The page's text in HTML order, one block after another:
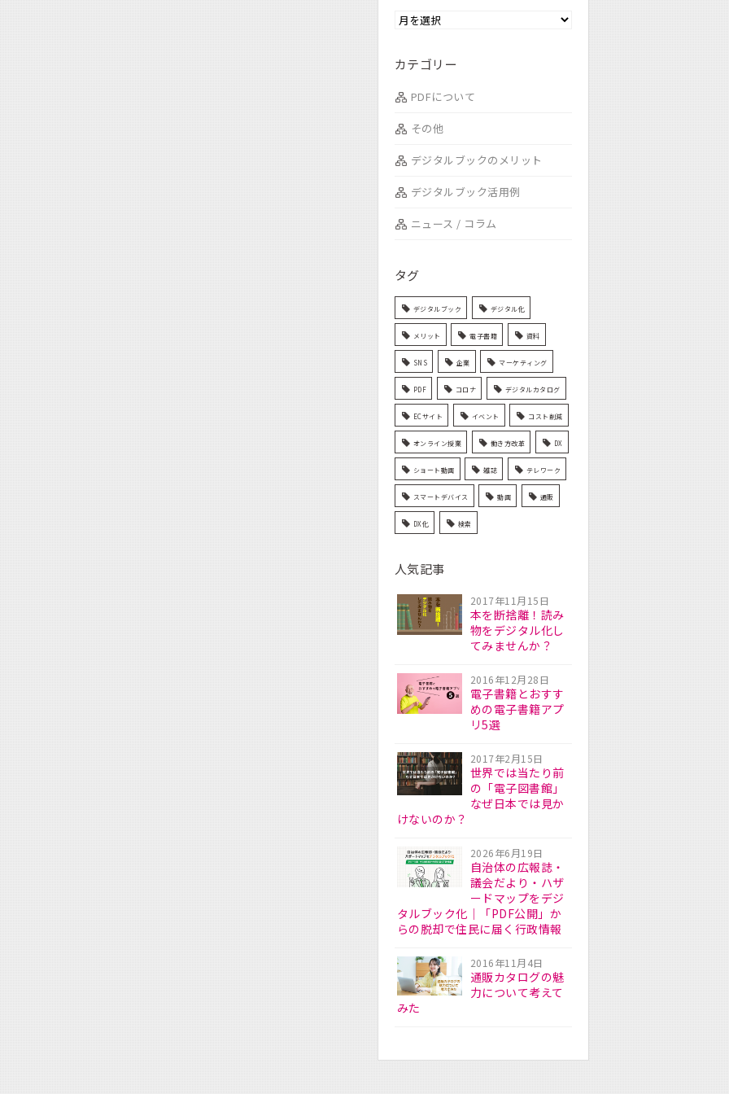
カテゴリー
PDFについて
その他
デジタルブックのメリット
デジタルブック活用例
ニュース / コラム
タグ
デジタルブック デジタル化
メリット 電子書籍 資料
SNS 企業 マーケティング
PDF コロナ デジタルカタログ
ECサイト イベント コスト削減
オンライン授業 働き方改革 DX
ショート動画 雑誌 テレワーク
スマートデバイス 動画 通販
DX化 検索
人気記事
2017年11月15日
本を断捨離！読み
物をデジタル化し
てみませんか？
2016年12月28日
電子書籍とおすす
めの電子書籍アプ
リ5選
2017年2月15日
世界では当たり前
の「電子図書館」
なぜ日本では見か
けないのか？
2026年6月19日
自治体の広報誌・
議会だより・ハザ
ードマップをデジ
タルブック化｜「PDF公開」か
らの脱却で住民に届く行政情報
2016年11月4日
通販カタログの魅
力について考えて
みた